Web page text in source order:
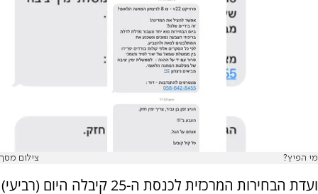
מי הפיץ? צילום מסך
ועדת הבחירות המרכזית לכנסת ה-25 קיבלה היום (רביעי)